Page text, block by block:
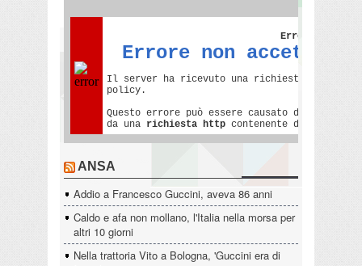
ANSA
Addio a Francesco Guccini, aveva 86 anni
Caldo e afa non mollano, l'Italia nella morsa per
altri 10 giorni
Nella trattoria Vito a Bologna, 'Guccini era di